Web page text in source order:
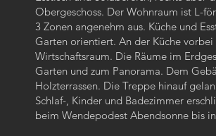
Obergeschoss. Der Wohnraum ist L-
3 Zonen angenehm aus. Küche und
Garten orientiert. An der Küche
Wirtschaftsraum. Die Räume im
Garten und zum Panorama. Dem
Holzterrassen. Die Treppe hinauf
Schlaf-, Kinder und Badezimmer
beim Wendepodest Abendsonne bis